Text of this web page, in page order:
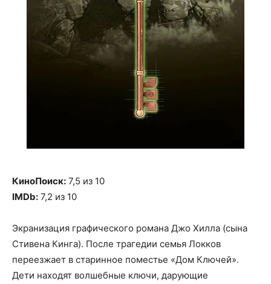
КиноПоиск: 7,5 из 10
IMDb: 7,2 из 10
Экранизация графического романа Джо Хилла (сына
Стивена Кинга). После трагедии семья Локков
переезжает в старинное поместье «Дом Ключей».
Дети находят волшебные ключи, дарующие